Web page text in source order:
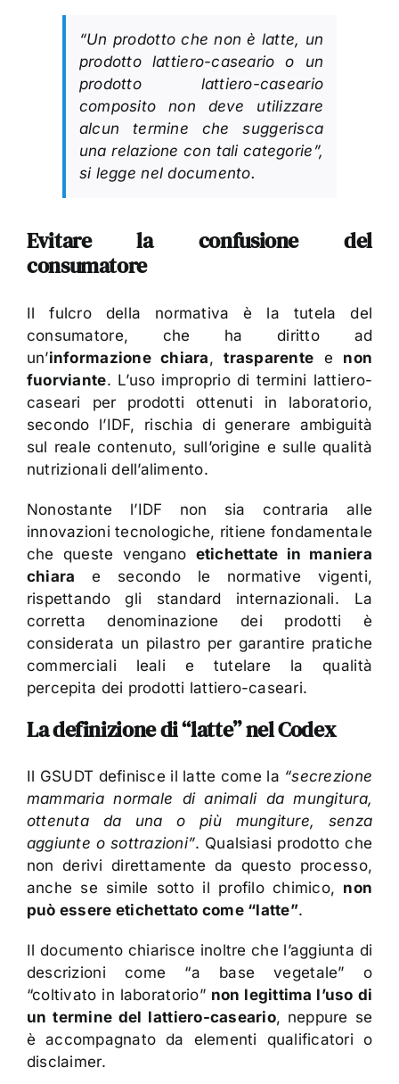
“Un prodotto che non è latte, un
prodotto lattiero-caseario o un
prodotto lattiero-caseario
composito non deve utilizzare
alcun termine che suggerisca
una relazione con tali categorie”,
si legge nel documento.
Evitare la confusione del
consumatore
Il fulcro della normativa è la tutela del
consumatore, che ha diritto ad
un’informazione chiara ,trasparente e non
fuorviante. L’uso improprio di termini lattiero-
caseari per prodotti ottenuti in laboratorio,
secondo l’IDF, rischia di generare ambiguità
sul reale contenuto, sull’origine e sulle qualità
nutrizionali dell’alimento.
Nonostante l’IDF non sia contraria alle
innovazioni tecnologiche, ritiene fondamentale
che queste vengano etichettate in maniera
chiara e secondo le normative vigenti,
rispettando gli standard internazionali. La
corretta denominazione dei prodotti è
considerata un pilastro per garantire pratiche
commerciali leali e tutelare la qualità
percepita dei prodotti lattiero-caseari.
La definizione di “latte” nel Codex
Il GSUDT definisce il latte come la “secrezione
mammaria normale di animali da mungitura,
ottenuta da una o più mungiture, senza
aggiunte o sottrazioni”. Qualsiasi prodotto che
non derivi direttamente da questo processo,
anche se simile sotto il profilo chimico, non
può essere etichettato come “latte”.
Il documento chiarisce inoltre che l’aggiunta di
descrizioni come “a base vegetale” o
“coltivato in laboratorio” non legittima l’uso di
un termine del lattiero-caseario, neppure se
è accompagnato da elementi qualificatori o
disclaimer.